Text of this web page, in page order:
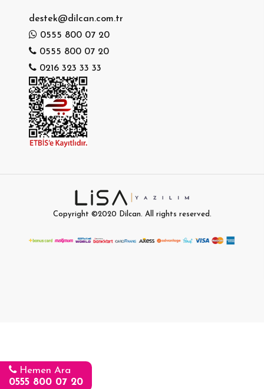
destek@dilcan.com.tr
0555 800 07 20
0555 800 07 20
0216 323 33 33
Copyright ©2020 Dilcan. All rights reserved.
Hemen Ara
0555 800 07 20